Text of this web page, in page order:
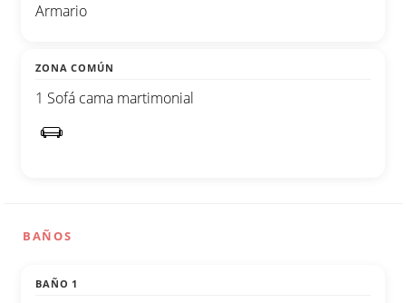
Armario
ZONA COMÚN
1 Sofá cama martimonial
BAÑOS
BAÑO 1